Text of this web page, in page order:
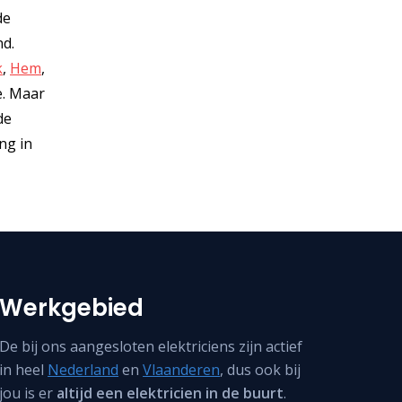
, Hem,
Maar
in
Werkgebied
De bij ons aangesloten elektriciens zijn actief
in heel Nederland enVlaanderen, dus ook bij
jou is er altijd een elektricien in de buurt.